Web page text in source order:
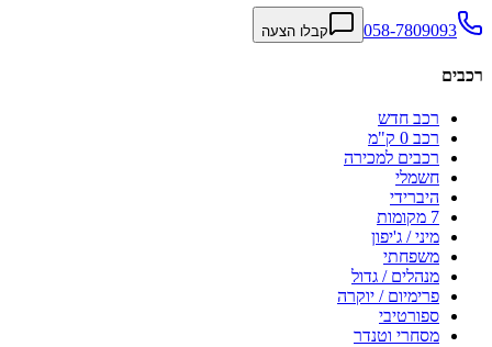
058-7809093 קבלו הצעה
רכבים
רכב חדש
רכב 0 ק"מ
רכבים למכירה
חשמלי
היברידי
7 מקומות
מיני / ג'יפון
משפחתי
מנהלים / גדול
פרימיום / יוקרה
ספורטיבי
מסחרי וטנדר